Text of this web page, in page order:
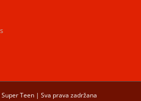
Teen | Sva prava zadržana